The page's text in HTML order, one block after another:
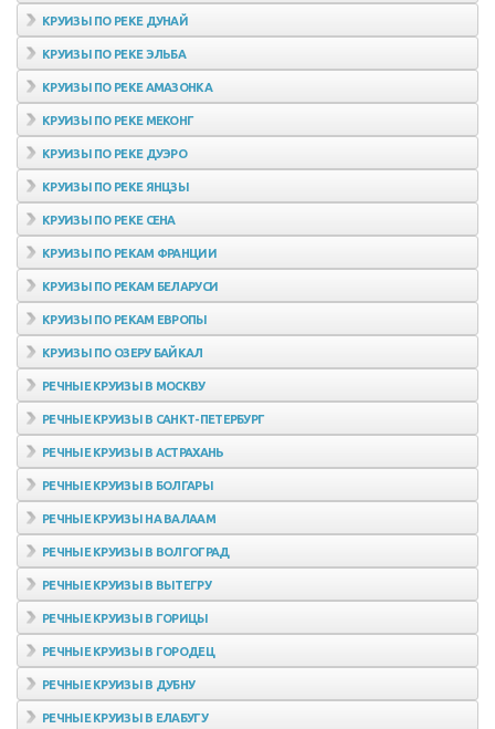
КРУИЗЫ ПО РЕКЕ ДУНАЙ
КРУИЗЫ ПО РЕКЕ ЭЛЬБА
КРУИЗЫ ПО РЕКЕ АМАЗОНКА
КРУИЗЫ ПО РЕКЕ МЕКОНГ
КРУИЗЫ ПО РЕКЕ ДУЭРО
КРУИЗЫ ПО РЕКЕ ЯНЦЗЫ
КРУИЗЫ ПО РЕКЕ СЕНА
КРУИЗЫ ПО РЕКАМ ФРАНЦИИ
КРУИЗЫ ПО РЕКАМ БЕЛАРУСИ
КРУИЗЫ ПО РЕКАМ ЕВРОПЫ
КРУИЗЫ ПО ОЗЕРУ БАЙКАЛ
РЕЧНЫЕ КРУИЗЫ В МОСКВУ
РЕЧНЫЕ КРУИЗЫ В САНКТ-ПЕТЕРБУРГ
РЕЧНЫЕ КРУИЗЫ В АСТРАХАНЬ
РЕЧНЫЕ КРУИЗЫ В БОЛГАРЫ
РЕЧНЫЕ КРУИЗЫ НА ВАЛААМ
РЕЧНЫЕ КРУИЗЫ В ВОЛГОГРАД
РЕЧНЫЕ КРУИЗЫ В ВЫТЕГРУ
РЕЧНЫЕ КРУИЗЫ В ГОРИЦЫ
РЕЧНЫЕ КРУИЗЫ В ГОРОДЕЦ
РЕЧНЫЕ КРУИЗЫ В ДУБНУ
РЕЧНЫЕ КРУИЗЫ В ЕЛАБУГУ